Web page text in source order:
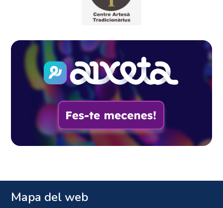
Mapa del web